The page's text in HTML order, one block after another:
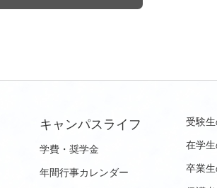
キャンパスライフ
学費・奨学金
年間行事カレンダー
受験
在学
卒業